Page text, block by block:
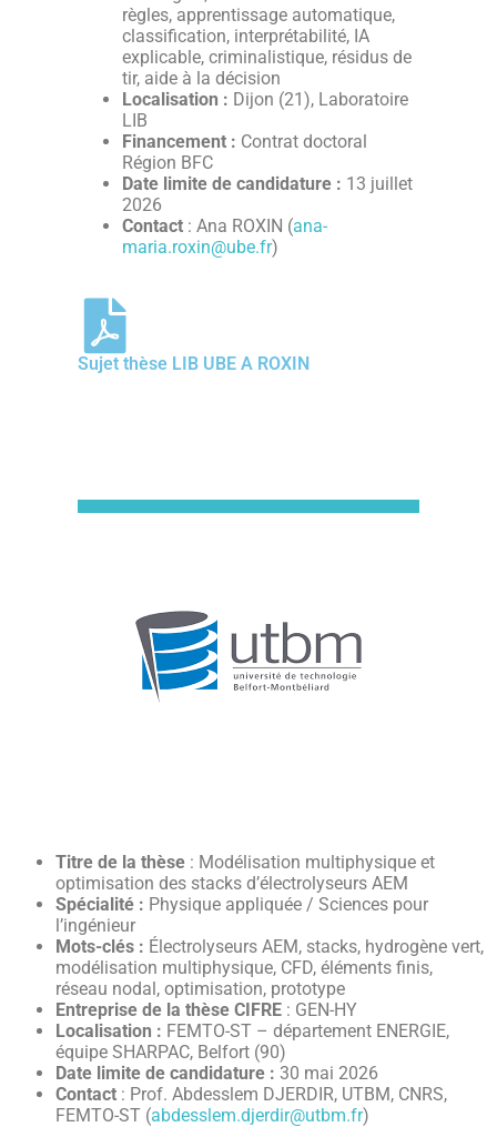
règles, apprentissage automatique,
classification, interprétabilité, IA
explicable, criminalistique, résidus de
tir, aide à la décision
Localisation : Dijon (21), Laboratoire
LIB
Financement : Contrat doctoral
Région BFC
Date limite de candidature : 13 juillet
2026
Contact : Ana ROXIN (ana-
maria.roxin@ube.fr)
Sujet thèse LIB UBE A ROXIN
Titre de la thèse : Modélisation multiphysique et
optimisation des stacks d’électrolyseurs AEM
Spécialité : Physique appliquée / Sciences pour
l’ingénieur
Mots-clés : Électrolyseurs AEM, stacks, hydrogène vert,
modélisation multiphysique, CFD, éléments finis,
réseau nodal, optimisation, prototype
Entreprise de la thèse CIFRE : GEN-HY
Localisation : FEMTO-ST – département ENERGIE,
équipe SHARPAC, Belfort (90)
Date limite de candidature : 30 mai 2026
Contact : Prof. Abdesslem DJERDIR, UTBM, CNRS,
FEMTO-ST (abdesslem.djerdir@utbm.fr)